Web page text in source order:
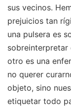
sus vecinos.
prejuicios tan
una pulsera es
sobreinterpretar
otro es una
no querer
objeto, sino
etiquetar todo